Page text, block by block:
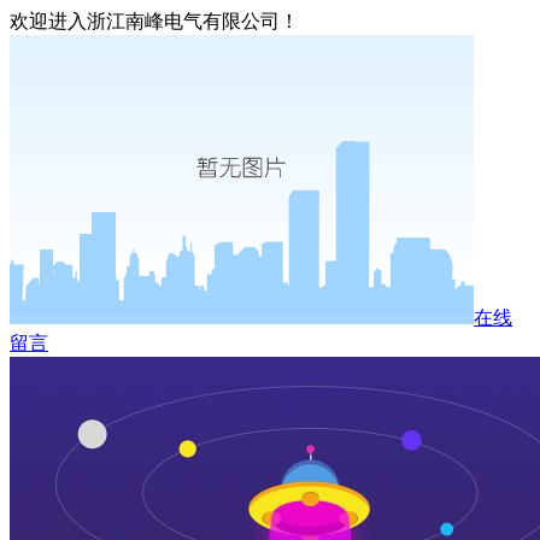
欢迎进入浙江南峰电气有限公司！
在线
留言